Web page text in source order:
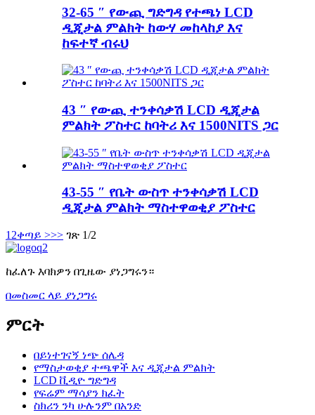
32-65 ″ የውጪ ግድግዳ የተጫነ LCD
ዲጂታል ምልክት ከውሃ መከላከያ እና
ከፍተኛ ብሩህ
43 ″ የውጪ ተንቀሳቃሽ LCD ዲጂታል
ምልክት ፖስተር ከባትሪ እና 1500NITS ጋር
43-55 ″ የቤት ውስጥ ተንቀሳቃሽ LCD
ዲጂታል ምልክት ማስተዋወቂያ ፖስተር
1 2ቀጣይ >>> ገጽ 1/2
ከፈለጉ እባክዎን በጊዜው ያነጋግሩን።
በመስመር ላይ ያነጋግሩ
ምርት
በይነተገናኝ ነጭ ሰሌዳ
የማስታወቂያ ተጫዋች እና ዲጂታል ምልክት
LCD ቪዲዮ ግድግዳ
የፍሬም ማሳያን ክፈት
ስክሪን ንካ ሁሉንም በአንድ